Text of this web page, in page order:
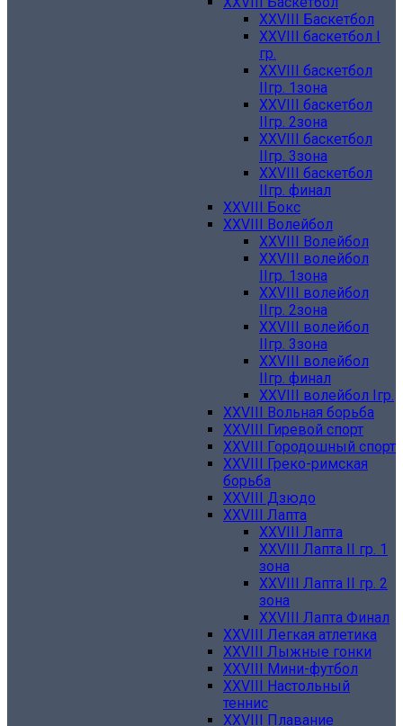
XXVIII Баскетбол
XXVIII баскетбол I
гр.
XXVIII баскетбол
IIгр. 1зона
XXVIII баскетбол
IIгр. 2зона
XXVIII баскетбол
IIгр. 3зона
XXVIII баскетбол
IIгр. финал
XXVIII Бокс
XXVIII Волейбол
XXVIII Волейбол
XXVIII волейбол
IIгр. 1зона
XXVIII волейбол
IIгр. 2зона
XXVIII волейбол
IIгр. 3зона
XXVIII волейбол
IIгр. финал
XXVIII волейбол Iгр.
XXVIII Вольная борьба
XXVIII Гиревой спорт
XXVIII Городошный спорт
XXVIII Греко-римская
борьба
XXVIII Дзюдо
XXVIII Лапта
XXVIII Лапта
XXVIII Лапта II гр. 1
зона
XXVIII Лапта II гр. 2
зона
XXVIII Лапта Финал
XXVIII Легкая атлетика
XXVIII Лыжные гонки
XXVIII Мини-футбол
XXVIII Настольный
теннис
XXVIII Плавание